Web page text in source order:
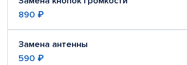
890 ₽
Замена антенны
590 ₽